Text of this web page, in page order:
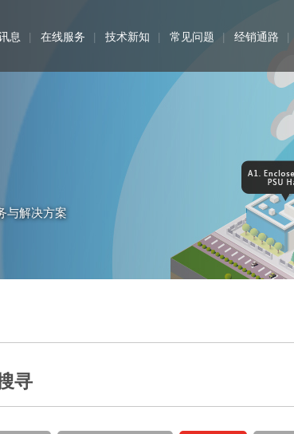
息 在线服务 技术新知 常见问题 经销通路
与解决方案
寻